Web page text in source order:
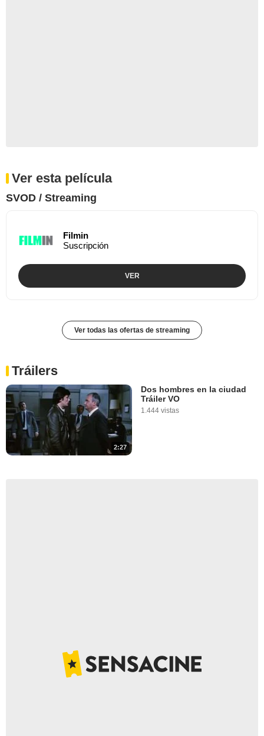
Ver esta película
SVOD / Streaming
Filmin
Suscripción
VER
Ver todas las ofertas de streaming
Tráilers
2:27
Dos hombres en la ciudad
Tráiler VO
1.444 vistas